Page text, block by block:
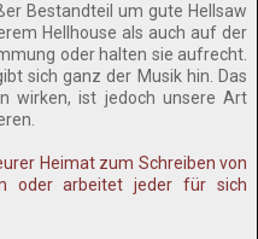
Bestandteil um gute Hellsaw
Hellhouse als auch auf der
oder halten sie aufrecht.
sich ganz der Musik hin. Das
wirken, ist jedoch unsere Art
Heimat zum Schreiben von
oder arbeitet jeder für sich